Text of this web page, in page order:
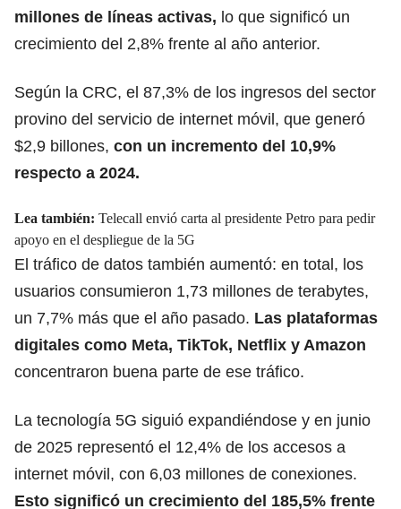
millones de líneas activas, lo que significó un
crecimiento del 2,8% frente al año anterior.
Según la CRC, el 87,3% de los ingresos del sector
provino del servicio de internet móvil, que generó
$2,9 billones, con un incremento del 10,9%
respecto a 2024.
Lea también: Telecall envió carta al presidente Petro para pedir
apoyo en el despliegue de la 5G
El tráfico de datos también aumentó: en total, los
usuarios consumieron 1,73 millones de terabytes,
un 7,7% más que el año pasado. Las plataformas
digitales como Meta, TikTok, Netflix y Amazon
concentraron buena parte de ese tráfico.
La tecnología 5G siguió expandiéndose y en junio
de 2025 representó el 12,4% de los accesos a
internet móvil, con 6,03 millones de conexiones.
Esto significó un crecimiento del 185,5% frente